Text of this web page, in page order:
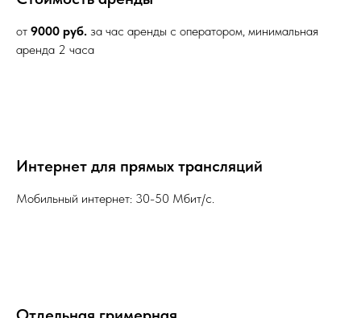
от 9000 руб. за час аренды с оператором, минимальная
аренда 2 часа
Интернет для прямых трансляций
Мобильный интернет: 30-50 Мбит/с.